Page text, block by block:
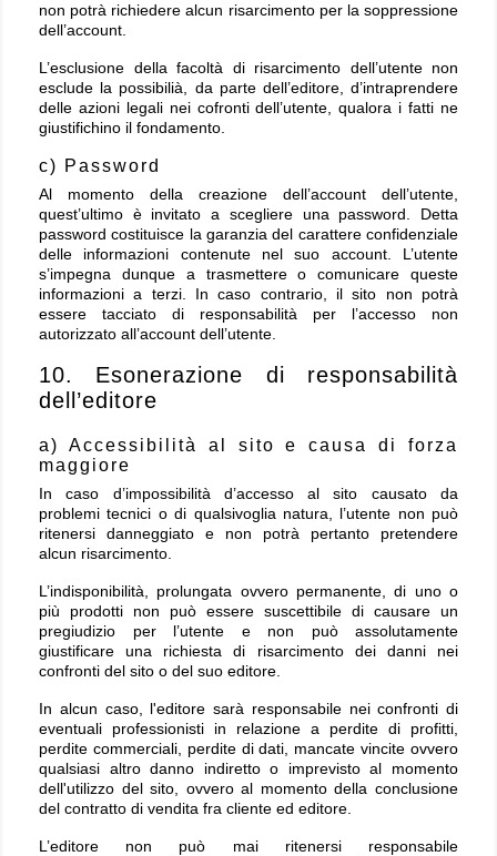
non potrà richiedere alcun risarcimento per la soppressione
dell’account.
L’esclusione della facoltà di risarcimento dell’utente non
esclude la possibilià, da parte dell’editore, d’intraprendere
delle azioni legali nei cofronti dell’utente, qualora i fatti ne
giustifichino il fondamento.
c) Password
Al momento della creazione dell’account dell’utente,
quest’ultimo è invitato a scegliere una password. Detta
password costituisce la garanzia del carattere confidenziale
delle informazioni contenute nel suo account. L’utente
s’impegna dunque a trasmettere o comunicare queste
informazioni a terzi. In caso contrario, il sito non potrà
essere tacciato di responsabilità per l’accesso non
autorizzato all’account dell’utente.
10. Esonerazione di responsabilità
dell’editore
a) Accessibilità al sito e causa di forza
maggiore
In caso d’impossibilità d’accesso al sito causato da
problemi tecnici o di qualsivoglia natura, l’utente non può
ritenersi danneggiato e non potrà pertanto pretendere
alcun risarcimento.
L’indisponibilità, prolungata ovvero permanente, di uno o
più prodotti non può essere suscettibile di causare un
pregiudizio per l’utente e non può assolutamente
giustificare una richiesta di risarcimento dei danni nei
confronti del sito o del suo editore.
In alcun caso, l'editore sarà responsabile nei confronti di
eventuali professionisti in relazione a perdite di profitti,
perdite commerciali, perdite di dati, mancate vincite ovvero
qualsiasi altro danno indiretto o imprevisto al momento
dell'utilizzo del sito, ovvero al momento della conclusione
del contratto di vendita fra cliente ed editore.
L’editore non può mai ritenersi responsabile